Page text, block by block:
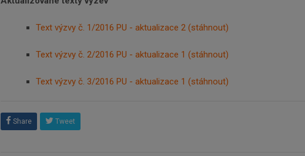
Text výzvy č. 1/2016 PU - aktualizace 2 (stáhnout)
Text výzvy č. 2/2016 PU - aktualizace 1 (stáhnout)
Text výzvy č. 3/2016 PU - aktualizace 1 (stáhnout)
Share Tweet